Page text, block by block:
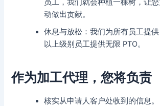
动做出贡献。
休息与放松：我们为所有员工提
以上级别员工提供无限 PTO。
作为加工代理，您将负责
核实从申请人客户处收到的信息。